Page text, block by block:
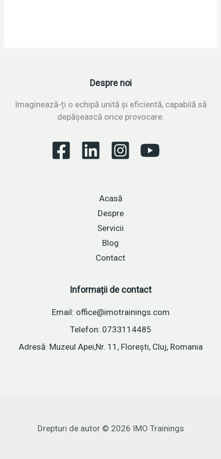
Despre noi
Imaginează-ți o echipă unită și eficientă, capabilă să
depășească orice provocare.
Acasă
Despre
Servicii
Blog
Contact
Informații de contact
Email: office@imotrainings.com
Telefon: 0733114485
Adresă: Muzeul Apei,Nr. 11, Florești, Cluj, Romania
Drepturi de autor © 2026 IMO Trainings